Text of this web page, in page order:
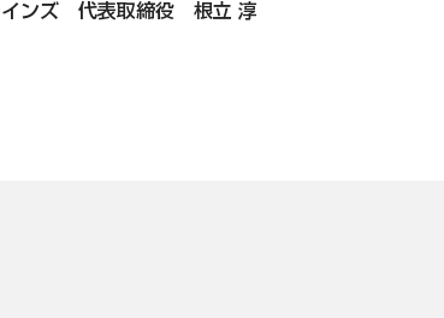
インズ 代表取締役 根立 淳